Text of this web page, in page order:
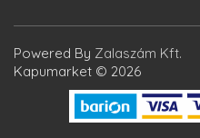
Powered By Zalaszám Kft.
Kapumarket © 2026